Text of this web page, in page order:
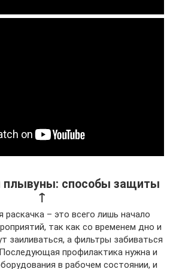
плывуны: способы защиты
↑
раскачка – это всего лишь начало
так как со временем дно и
заиливаться, а фильтры забиваться
профилактика нужна и
в рабочем состоянии, и